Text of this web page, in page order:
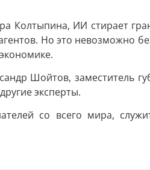
Колтыпина, ИИ стирает
Но это невозможно
Шойтов, заместитель
эксперты.
со всего мира,